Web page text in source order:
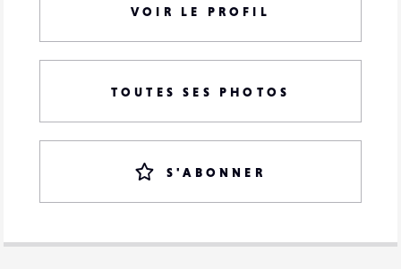
VOIR LE PROFIL
TOUTES SES PHOTOS
S'ABONNER